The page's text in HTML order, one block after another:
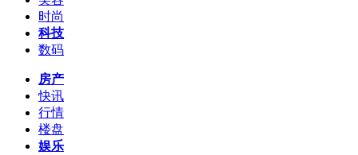
时尚
科技
数码
房产
快讯
行情
楼盘
娱乐